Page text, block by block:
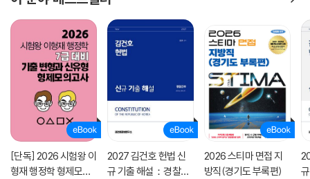
[단독] 2026 시험왕 이
형재 행정학 형제모의
2027 김건호 헌법 신
규 기출 해설：경찰간
2026 스티마 면접 지
방직(경기도 부록편)